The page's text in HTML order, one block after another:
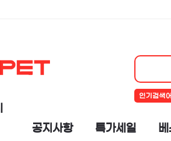
인기검색어
공지사항 특가세일